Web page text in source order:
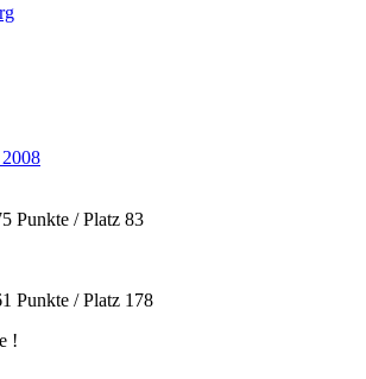
Punkte / Platz 83
Punkte / Platz 178
!